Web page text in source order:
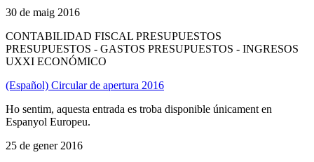
30 de maig 2016
CONTABILIDAD FISCAL PRESUPUESTOS
PRESUPUESTOS - GASTOS PRESUPUESTOS - INGRESOS
UXXI ECONÓMICO
(Español) Circular de apertura 2016
Ho sentim, aquesta entrada es troba disponible únicament en
Espanyol Europeu.
25 de gener 2016